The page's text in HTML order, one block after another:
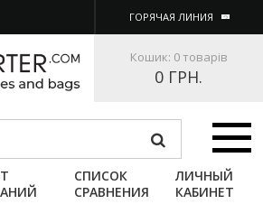
ГОРЯЧАЯ ЛИНИЯ
Кошик: 0 товарів
0 ГРН.
СПИСОК
СРАВНЕНИЯ
ЛИЧНЫЙ
КАБИНЕТ